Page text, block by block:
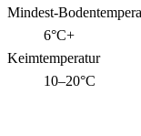
Mindest-
6°C+
Keimtemperatur
10–20°C